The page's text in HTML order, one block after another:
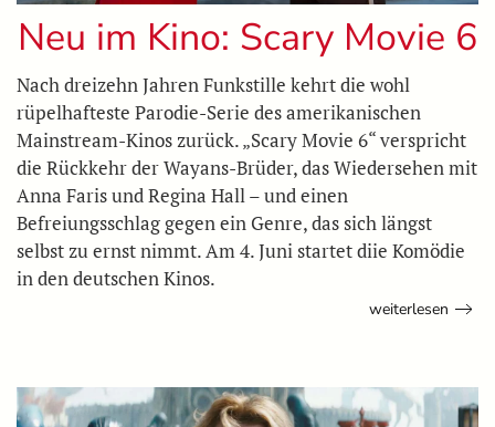
Neu im Kino: Scary Movie 6
Nach dreizehn Jahren Funkstille kehrt die wohl
rüpelhafteste Parodie-Serie des amerikanischen
Mainstream-Kinos zurück. „Scary Movie 6“ verspricht
die Rückkehr der Wayans-Brüder, das Wiedersehen mit
Anna Faris und Regina Hall – und einen
Befreiungsschlag gegen ein Genre, das sich längst
selbst zu ernst nimmt. Am 4. Juni startet diie Komödie
in den deutschen Kinos.
weiterlesen